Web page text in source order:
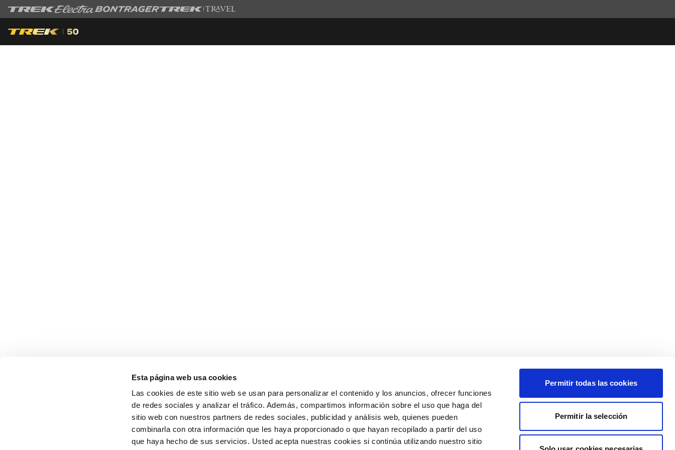
Esta página web usa cookies
Las cookies de este sitio web se usan para personalizar el contenido y los anuncios, ofrecer funciones
de redes sociales y analizar el tráfico. Además, compartimos información sobre el uso que haga del
sitio web con nuestros partners de redes sociales, publicidad y análisis web, quienes pueden
combinarla con otra información que les haya proporcionado o que hayan recopilado a partir del uso
que haya hecho de sus servicios. Usted acepta nuestras cookies si continúa utilizando nuestro sitio
Permitir todas las cookies
Permitir la selección